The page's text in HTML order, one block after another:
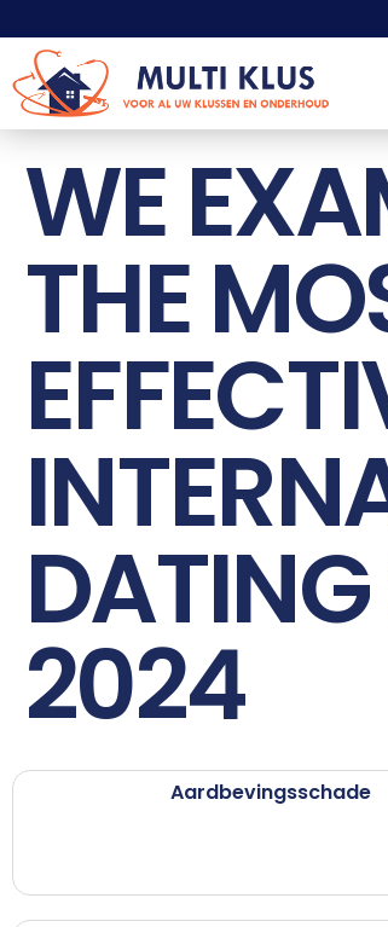
WE
THE
DATING
2024
Aardbevingsschade